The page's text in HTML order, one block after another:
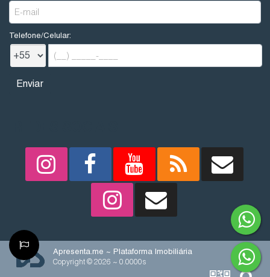
Telefone/Celular:
Apresenta.me ~ Plataforma Imobiliária
Copyright © 2026 ~ 0.0000s